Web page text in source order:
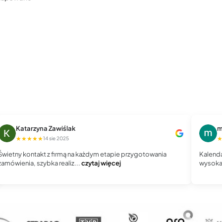
Katarzyna Zawiślak
★★★★★14 sie 2025
Świetny kontakt z firmą na każdym etapie przygotowania
zamówienia, szybka realiz...czytaj więcej